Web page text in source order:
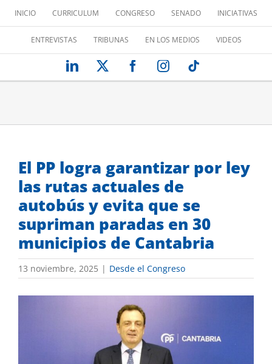
contenido
INICIO CURRICULUM CONGRESO SENADO INICIATIVAS
ENTREVISTAS TRIBUNAS EN LOS MEDIOS VIDEOS
LinkedIn FacebookInstagram
El PP logra garantizar por ley
las rutas actuales de
autobús y evita que se
supriman paradas en 30
municipios de Cantabria
13 noviembre, 2025 | Desde el Congreso